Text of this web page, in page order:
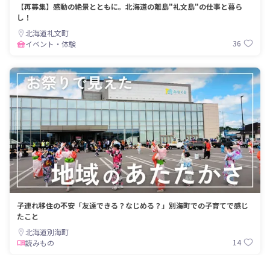
【再募集】感動の絶景とともに。北海道の離島"礼文島"の仕事と暮ら
し！
北海道礼文町
イベント・体験
36
子連れ移住の不安「友達できる？なじめる？」別海町での子育てで感じ
たこと
北海道別海町
読みもの
14